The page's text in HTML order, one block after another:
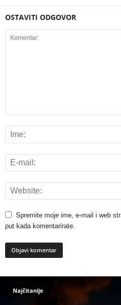
OSTAVITI ODGOVOR
Spremite moje ime, e-mail i web
put kada komentarirate.
Najčitanije